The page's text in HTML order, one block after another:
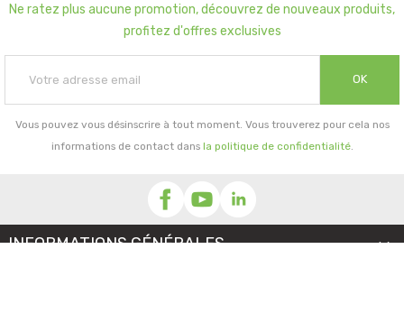
Ne ratez plus aucune promotion, découvrez de nouveaux produits,
profitez d'offres exclusives
OK
Vous pouvez vous désinscrire à tout moment. Vous trouverez pour cela nos
informations de contact dans la politique de confidentialité.
INFORMATIONS GÉNÉRALES 